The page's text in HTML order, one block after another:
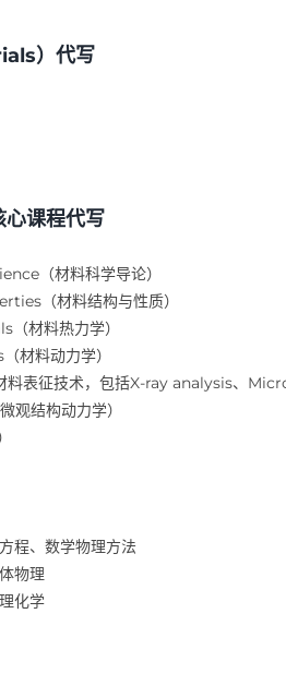
）代写
课程代写
（材料科学导论）
（材料结构与性质）
材料热力学）
料动力学）
表征技术，包括X-ray analysis、
结构动力学）
程、数学物理方法
物理
化学